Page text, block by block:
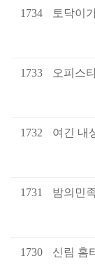
1734 토닥이
1733 오피스
1732 여긴 내
1731 밤의민
1730 신림 홈